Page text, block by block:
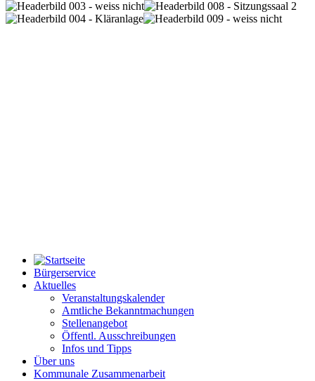
Bürgerservice
Aktuelles
Veranstaltungskalender
Amtliche Bekanntmachungen
Stellenangebot
Öffentl. Ausschreibungen
Infos und Tipps
Über uns
Kommunale Zusammenarbeit